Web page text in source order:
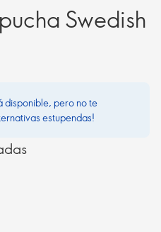
Swedish
disponible, pero no te
estupendas!